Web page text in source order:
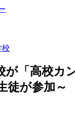
校
が「高校カ
徒が参加～